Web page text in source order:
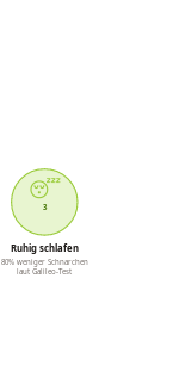
😴
3
Ruhig schlafen
80% weniger Schnarchen
laut Galileo-Test